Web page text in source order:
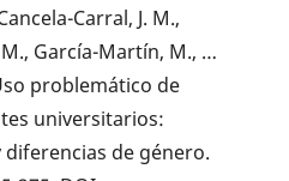
Carral, J. M.,
García-Martín, M., …
problemático de
universitarios:
de género.